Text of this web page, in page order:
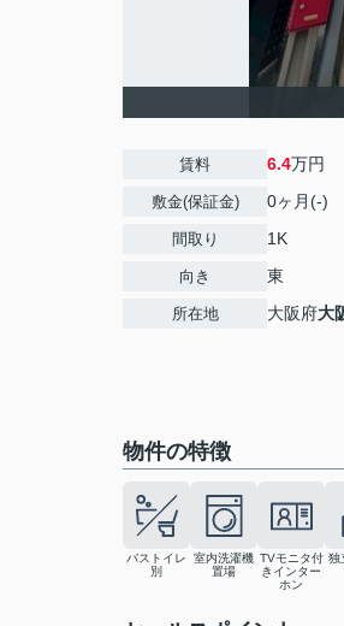
賃料 6.4万円
敷金(保証金) 0ヶ月(-)
間取り 1K
向き 東
所在地 大阪府大
物件の特徴
バストイレ
別
室内洗濯機
置場
TVモニタ付
きインター
ホン
独